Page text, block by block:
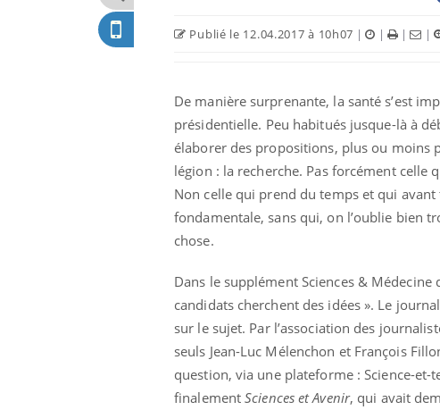
Publié le 12.04.2017 à 10h07 | | | |
De manière surprenante, la santé s’est
présidentielle. Peu habitués jusque-là à
élaborer des propositions, plus ou moins
légion : la recherche. Pas forcément celle
Non celle qui prend du temps et qui
fondamentale, sans qui, on l’oublie bien
chose.
Dans le supplément Sciences & Médecine
candidats cherchent des idées ». Le
sur le sujet. Par l’association des
seuls Jean-Luc Mélenchon et François
question, via une plateforme : Science-et-
finalementSciences et Avenir, qui avait